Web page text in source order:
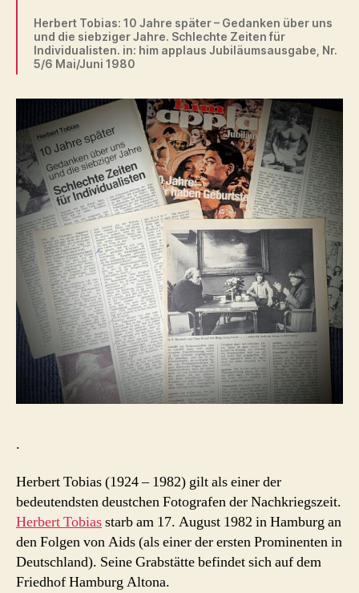
Herbert Tobias: 10 Jahre später – Gedanken über uns
und die siebziger Jahre. Schlechte Zeiten für
Individualisten. in: him applaus Jubiläumsausgabe, Nr.
5/6 Mai/Juni 1980
.
Herbert Tobias (1924 – 1982) gilt als einer der
bedeutendsten deustchen Fotografen der Nachkriegszeit.
Herbert Tobiasstarb am 17. August 1982 in Hamburg an
den Folgen von Aids (als einer der ersten Prominenten in
Deutschland). Seine Grabstätte befindet sich auf dem
Friedhof Hamburg Altona.